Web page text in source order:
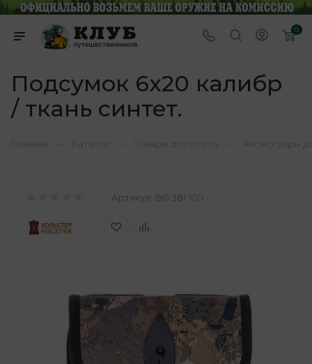
0
Подсумок 6х20 калибр
/ ткань синтет.
Артикул: 190 381 100